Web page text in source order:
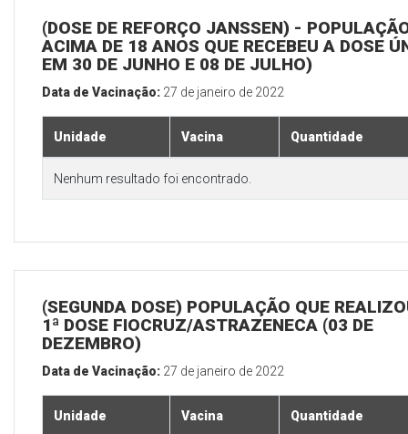
(DOSE DE REFORÇO JANSSEN) -
ACIMA DE 18 ANOS QUE RECEBEU A DOSE
EM 30 DE JUNHO E 08 DE JULHO)
Data de Vacinação: 27 de janeiro de 2022
Unidade Vacina Quantidade
Nenhum resultado foi encontrado.
(SEGUNDA DOSE) POPULAÇÃO QUE
1ª DOSE FIOCRUZ/ASTRAZENECA (03 DE
DEZEMBRO)
Data de Vacinação: 27 de janeiro de 2022
Unidade Vacina Quantidade